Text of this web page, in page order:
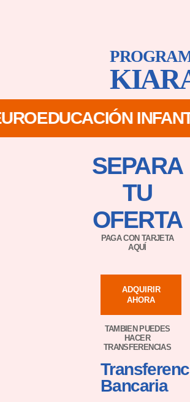
SEPARA
TU
OFERTA
PAGA CON TARJETA
AQUÍ
ADQUIRIR
AHORA
TAMBIEN PUEDES
HACER
TRANSFERENCIAS
Bancaria